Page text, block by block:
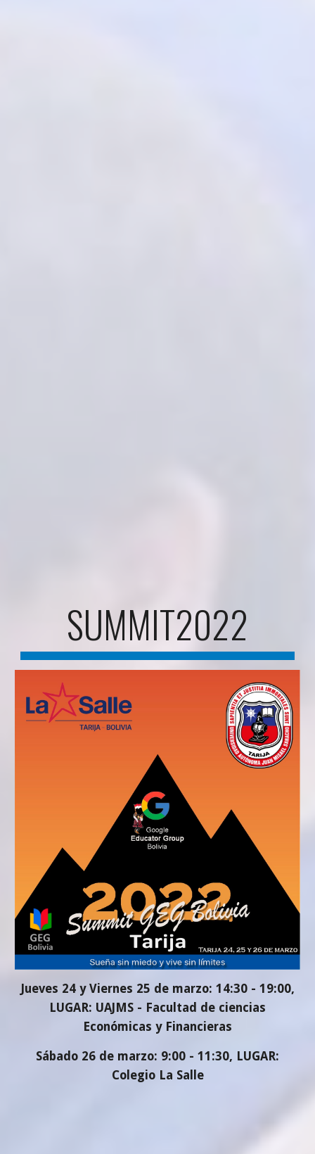
SUMMIT2022
Jueves 24 y Viernes 25 de marzo: 14:30 - 19:00,
LUGAR: UAJMS - Facultad de ciencias
Económicas y Financieras
Sábado 26 de marzo: 9:00 - 11:30, LUGAR:
Colegio La Salle